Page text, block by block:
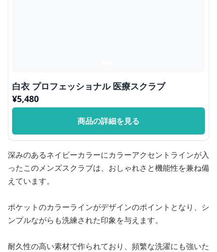
白衣 プロフェッショナル 医療スクラブ
¥5,480
商品の詳細を見る
深みのあるネイビーカラーにカラーアクセントラインが入
ったこのメンズスクラブは、おしゃれさと機能性を兼ね備
えています。
ポケットのカラーラインがデザインのポイントとなり、シ
ンプルながらも洗練された印象を与えます。
耐久性の高い素材で作られており、頻繁な洗濯にも強いた